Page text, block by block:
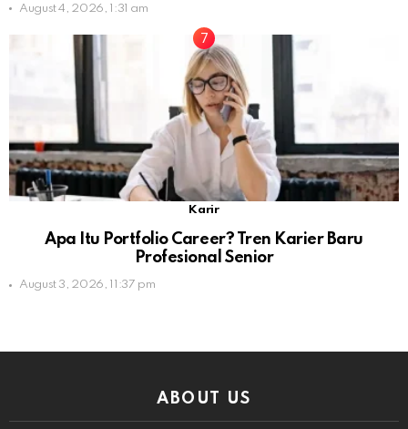
August 4, 2026, 1:31 am
Karir
Apa Itu Portfolio Career? Tren Karier Baru
Profesional Senior
August 3, 2026, 11:37 pm
ABOUT US